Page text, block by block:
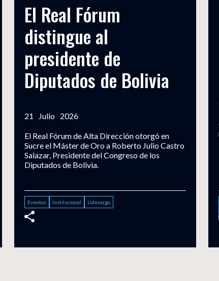
El Real Fórum
distingue al
presidente de
Diputados de Bolivia
21 Julio 2026
El Real Fórum de Alta Dirección otorgó en
Sucre el Máster de Oro a Roberto Julio Castro
Salazar, Presidente del Congreso de los
Diputados de Bolivia.
Eventos Institucional Liderazgo